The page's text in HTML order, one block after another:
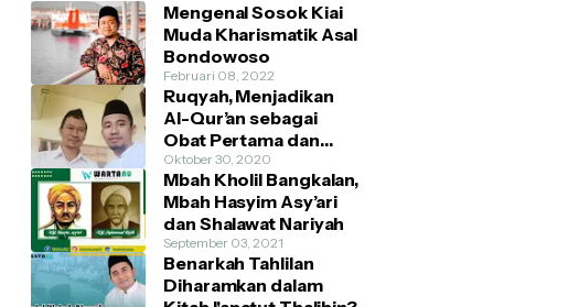
Mengenal Sosok Kiai
Muda Kharismatik Asal
Bondowoso
Februari 08, 2022
Ruqyah, Menjadikan
Al-Qur’an sebagai
Obat Pertama dan
Utama
Oktober 30, 2020
Mbah Kholil Bangkalan,
Mbah Hasyim Asy’ari
dan Shalawat Nariyah
September 03, 2021
Benarkah Tahlilan
Diharamkan dalam